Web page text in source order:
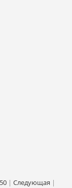
50 | Следующая |